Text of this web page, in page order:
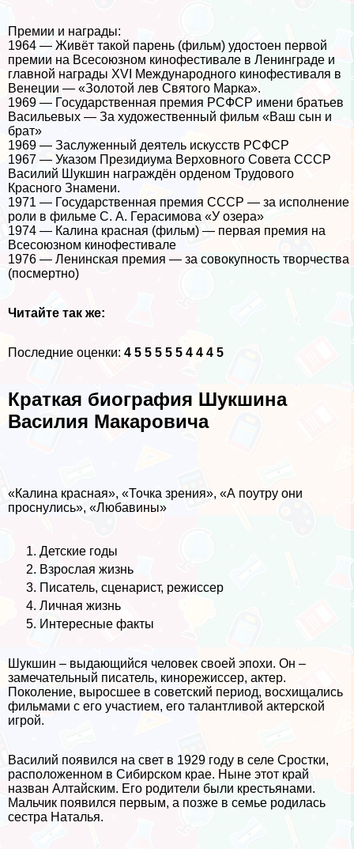
Премии и награды:
1964 — Живёт такой парень (фильм) удостоен первой
премии на Всесоюзном кинофестивале в Ленинграде и
главной награды XVI Международного кинофестиваля в
Венеции — «Золотой лев Святого Марка».
1969 — Государственная премия РСФСР имени братьев
Васильевых — За художественный фильм «Ваш сын и
брат»
1969 — Заслуженный деятель искусств РСФСР
1967 — Указом Президиума Верховного Совета СССР
Василий Шукшин награждён орденом Трудового
Красного Знамени.
1971 — Государственная премия СССР — за исполнение
роли в фильме С. А. Герасимова «У озера»
1974 — Калина красная (фильм) — первая премия на
Всесоюзном кинофестивале
1976 — Ленинская премия — за совокупность творчества
(поcмepтно)
Читайте так же:
Последние оценки: 4 5 5 5 5 5 4 4 4 5
Краткая биография Шукшина
Василия Макаровича
«Калина красная», «Точка зрения», «А поутру они
проснулись», «Любавины»
Детские годы
Взрослая жизнь
Писатель, сценарист, режиссер
Личная жизнь
Интересные факты
Шукшин – выдающийся человек своей эпохи. Он –
замечательный писатель, кинорежиссер, актер.
Поколение, выросшее в советский период, восхищались
фильмами с его участием, его талантливой актерской
игрой.
Василий появился на свет в 1929 году в селе Сростки,
расположенном в Сибирском крае. Ныне этот край
назван Алтайским. Его родители были крестьянами.
Мальчик появился первым, а позже в семье родилась
сестра Наталья.